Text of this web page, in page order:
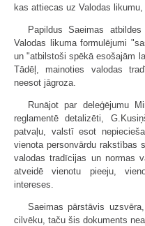
kas attiecas uz Valodas
Papildus Saeimas
Valodas likuma formulējumi
un "atbilstoši spēkā esošajām
Tādēļ, mainoties valodas
neesot jāgroza.
Runājot par deleģējumu
reglamentē detalizēti,
patvaļu, valstī esot
vienota personvārdu rakstības
valodas tradīcijas un normas
atveidē vienotu pieeju,
intereses.
Saeimas pārstāvis
cilvēku, taču šis dokuments